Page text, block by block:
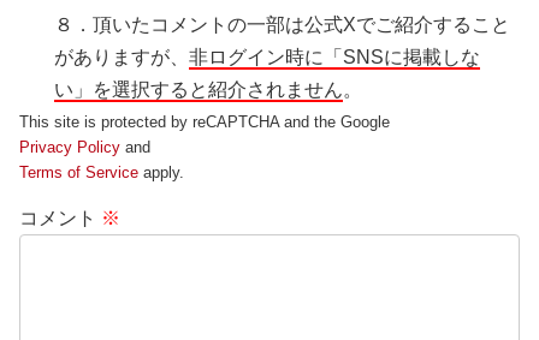
８．頂いたコメントの一部は公式Xでご紹介すること
がありますが、非ログイン時に「SNSに掲載しな
い」を選択すると紹介されません。
This site is protected by reCAPTCHA and the Google
Privacy Policy and
Terms of Service apply.
コメント ※